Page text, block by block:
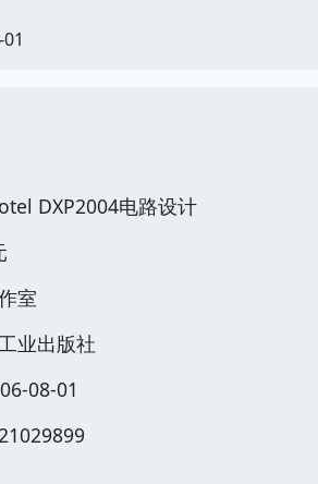
DXP2004电路设计
室
业出版社
08-01